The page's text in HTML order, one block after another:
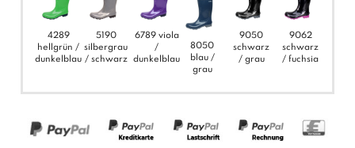
4289
hellgrün /
dunkelblau
5190
silbergrau
/ schwarz
6789 viola
/
dunkelblau
8050
blau /
grau
9050
schwarz
/ grau
9062
schwarz
/ fuchsia